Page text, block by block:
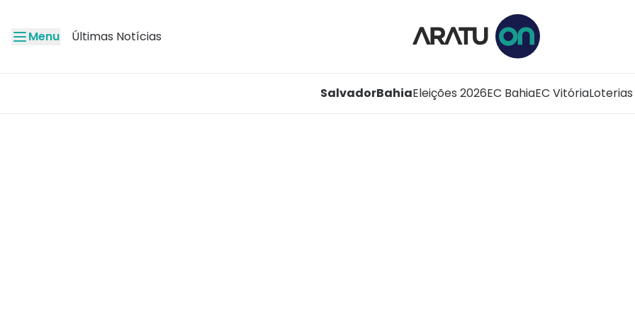
Menu Últimas Notícias
SalvadorBahiaEleições 2026EC BahiaEC VitóriaLoterias